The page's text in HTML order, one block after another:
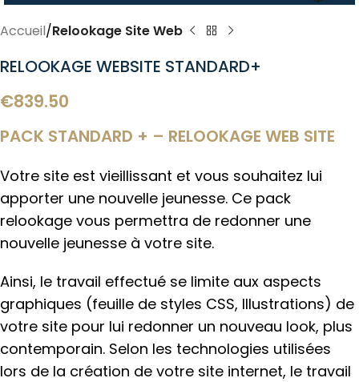
Accueil Relookage Site Web
RELOOKAGE WEBSITE STANDARD+
€839.50
PACK STANDARD + – RELOOKAGE WEB SITE
Votre site est vieillissant et vous souhaitez lui
apporter une nouvelle jeunesse. Ce pack
relookage vous permettra de redonner une
nouvelle jeunesse à votre site.
Ainsi, le travail effectué se limite aux aspects
graphiques (feuille de styles CSS, Illustrations) de
votre site pour lui redonner un nouveau look, plus
contemporain. Selon les technologies utilisées
lors de la création de votre site internet, le travail